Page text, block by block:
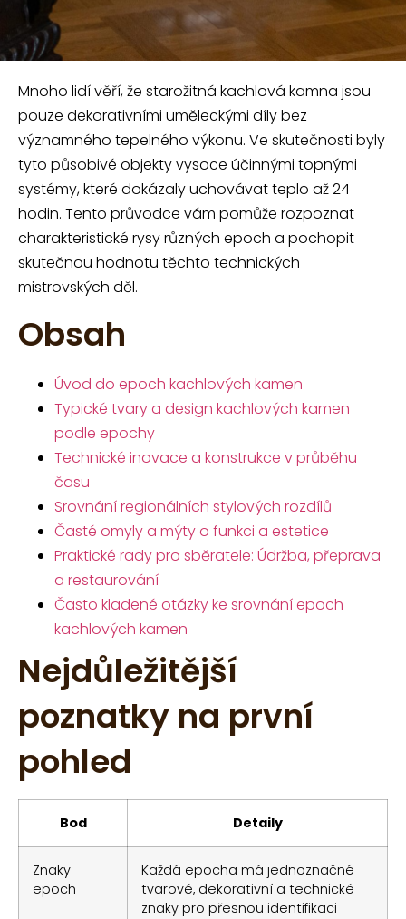
Mnoho lidí věří, že starožitná kachlová kamna jsou
pouze dekorativními uměleckými díly bez
významného tepelného výkonu. Ve skutečnosti byly
tyto působivé objekty vysoce účinnými topnými
systémy, které dokázaly uchovávat teplo až 24
hodin. Tento průvodce vám pomůže rozpoznat
charakteristické rysy různých epoch a pochopit
skutečnou hodnotu těchto technických
mistrovských děl.
Obsah
Úvod do epoch kachlových kamen
Typické tvary a design kachlových kamen
podle epochy
Technické inovace a konstrukce v průběhu
času
Srovnání regionálních stylových rozdílů
Časté omyly a mýty o funkci a estetice
Praktické rady pro sběratele: Údržba, přeprava
a restaurování
Často kladené otázky ke srovnání epoch
kachlových kamen
Nejdůležitější
poznatky na první
pohled
Bod Detaily
Znaky
epoch
Každá epocha má jednoznačné
tvarové, dekorativní a technické
znaky pro přesnou identifikaci